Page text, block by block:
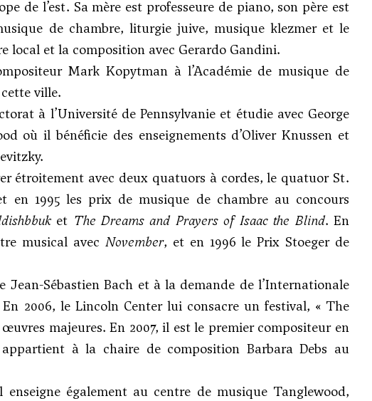
de l’est. Sa mère est professeure de piano, son père est
de chambre, liturgie juive, musique klezmer et le
local et la composition avec Gerardo Gandini.
Mark Kopytman à l’Académie de musique de
ville.
à l’Université de Pennsylvanie et étudie avec George
où il bénéficie des enseignements d’Oliver Knussen et
étroitement avec deux quatuors à cordes, le quatuor St.
1995 les prix de musique de chambre au concours
et The Dreams and Prayers of Isaac the Blind. En
musical avec November, et en 1996 le Prix Stoeger de
Jean-Sébastien Bach et à la demande de l’Internationale
2006, le Lincoln Center lui consacre un festival, « The
majeures. En 2007, il est le premier compositeur en
à la chaire de composition Barbara Debs au
également au centre de musique Tanglewood,